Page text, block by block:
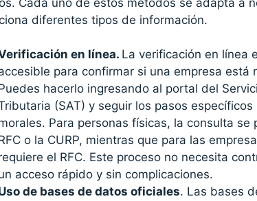
diferentes tipos de información.
en línea. La verificación en línea
para confirmar si una empresa está
hacerlo ingresando al portal del
(SAT) y seguir los pasos
Para personas físicas, la consulta se
o la CURP, mientras que para las
el RFC. Este proceso no necesita
acceso rápido y sin complicaciones.
de bases de datos oficiales. Las bases